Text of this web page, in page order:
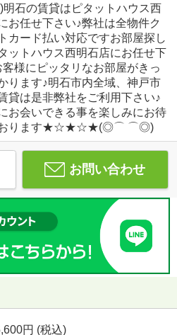
石の賃貸はピタットハウス西
お任せ下さい♪弊社は全物件ク
カード払い対応ですお部屋探し
ットハウス西明石店にお任せ下
客様にピッタリなお部屋がきっ
ります♪明石市内全域、神戸市
貸は是非弊社をご利用下さい♪
お会いできる事を楽しみにお待
おります★☆★☆★(◎⌒ ⌒◎)
お問い合わせ
円 (税込)